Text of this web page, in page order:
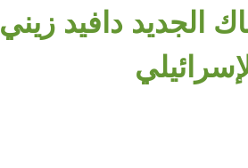
الجديد دافيد زيني